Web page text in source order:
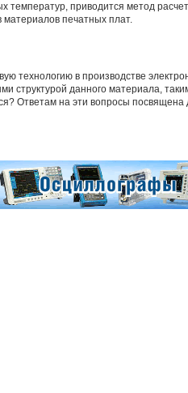
приводится метод
печатных плат.
технологию в производстве
структурой данного материала,
Ответам на эти вопросы посвящена